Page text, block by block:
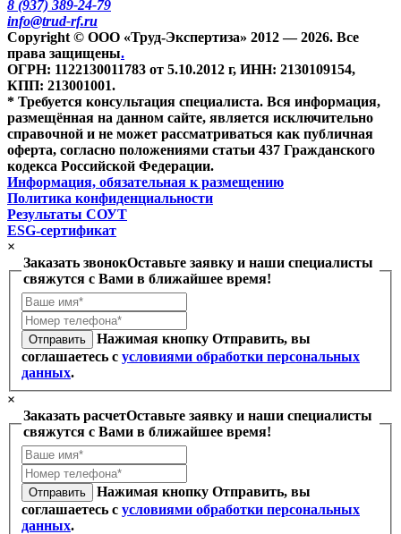
8 (937) 389-24-79
info@trud-rf.ru
Copyright © ООО «Труд-Экспертиза» 2012 — 2026. Все
права защищены.
ОГРН: 1122130011783 от 5.10.2012 г, ИНН: 2130109154,
КПП: 213001001.
* Требуется консультация специалиста. Вся информация,
размещённая на данном сайте, является исключительно
справочной и не может рассматриваться как публичная
оферта, согласно положениями статьи 437 Гражданского
кодекса Российской Федерации.
Информация, обязательная к размещению
Политика конфиденциальности
Результаты СОУТ
ESG-сертификат
×
Заказать звонокОставьте заявку и наши специалисты
свяжутся с Вами в ближайшее время!
Отправить
Нажимая кнопку Отправить, вы
соглашаетесь с условиями обработки персональных
данных.
×
Заказать расчетОставьте заявку и наши специалисты
свяжутся с Вами в ближайшее время!
Отправить
Нажимая кнопку Отправить, вы
соглашаетесь с условиями обработки персональных
данных.